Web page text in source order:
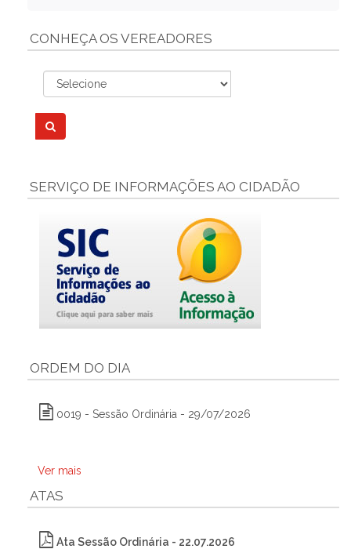
CONHEÇA OS VEREADORES
SERVIÇO DE INFORMAÇÕES AO CIDADÃO
ORDEM DO DIA
0019 - Sessão Ordinária - 29/07/2026
Ver mais
ATAS
Ata Sessão Ordinária - 22.07.2026